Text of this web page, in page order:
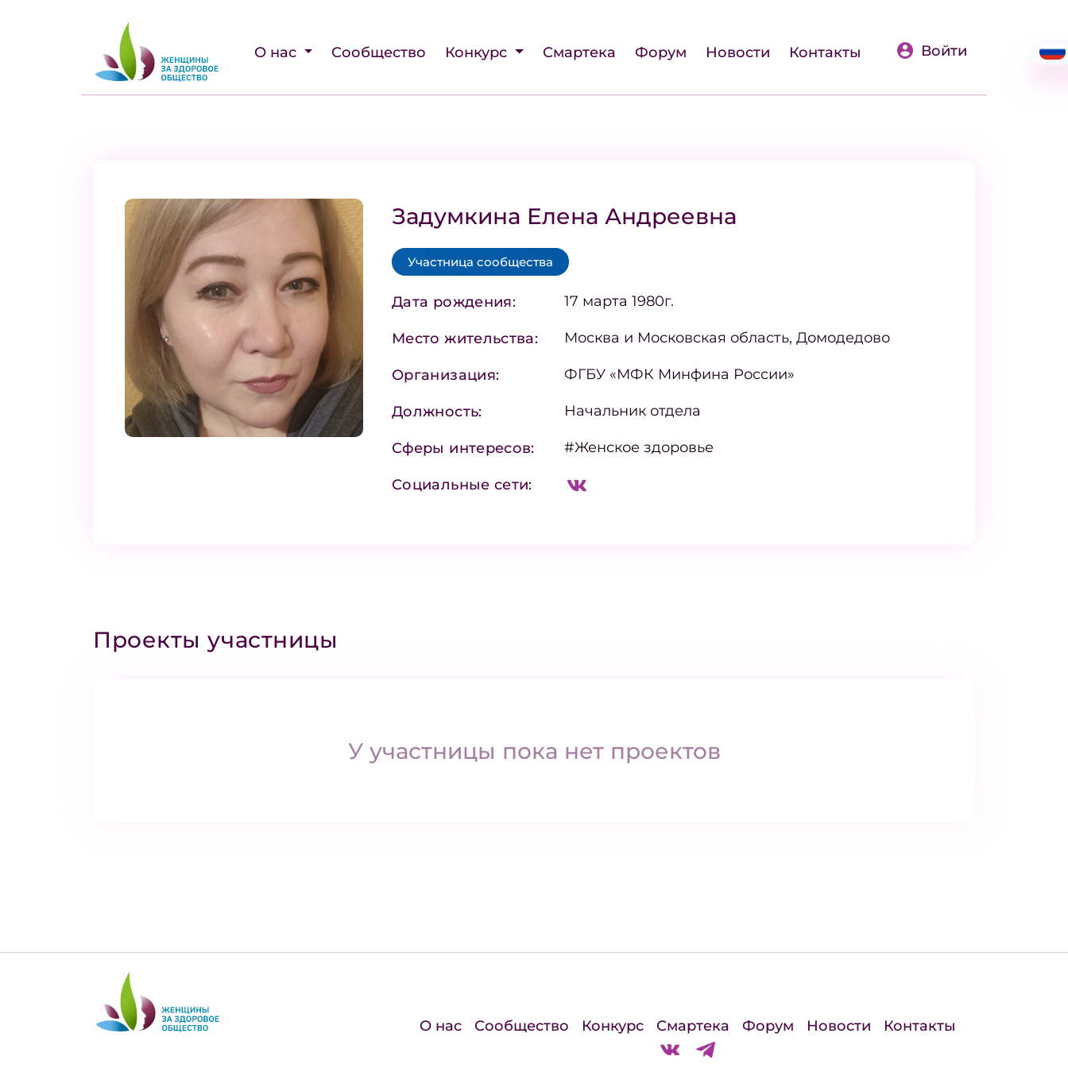
О нас Сообщество Конкурс Смартека Форум Новости Контакты Войти
Задумкина Елена Андреевна
Участница сообщества
Дата рождения: 17 марта 1980г.
Место жительства: Москва и Московская область, Домодедово
Организация: ФГБУ «МФК Минфина России»
Должность: Начальник отдела
Сферы интересов: #Женское здоровье
Социальные сети:
Проекты участницы
У участницы пока нет проектов
О нас Сообщество Конкурс Смартека Форум Новости Контакты